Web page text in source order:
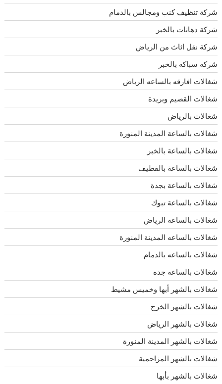
شركة تنظيف كنب ومجالس بالدمام
شركة دهانات بالخبر
شركة نقل اثاث من الرياض
شركه سباكه بالخبر
شغالات افارقه بالساعه الرياض
شغالات القصيم وبريدة
شغالات بالرياض
شغالات بالساعة المدينة المنورة
شغالات بالساعة بالخبر
شغالات بالساعة بالقطيف
شغالات بالساعة بجدة
شغالات بالساعة تبوك
شغالات بالساعه الرياض
شغالات بالساعه المدينة المنورة
شغالات بالساعه بالدمام
شغالات بالساعه جده
شغالات بالشهر أبها وخميس مشيط
شغالات بالشهر الخرج
شغالات بالشهر الرياض
شغالات بالشهر المدينة المنورة
شغالات بالشهر المزاحمية
شغالات بالشهر بأبها